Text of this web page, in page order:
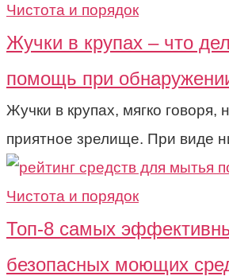
Чистота и порядок
Жучки в крупах – что
помощь при
Жучки в крупах, мягко говоря,
приятное зрелище. При виде
Чистота и порядок
Топ-8 самых
безопасных моющих